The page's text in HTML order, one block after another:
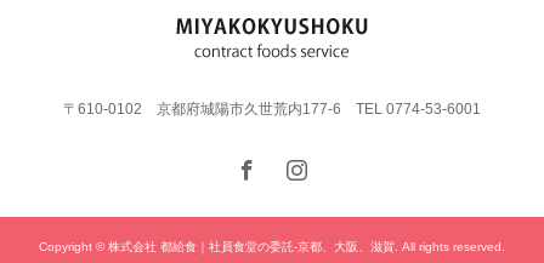
〒610-0102 京都府城陽市久世荒内177-6 TEL 0774-53-6001
Copyright © 株式会社 都給食｜社員食堂の委託-京都、大阪、滋賀. All rights reserved.